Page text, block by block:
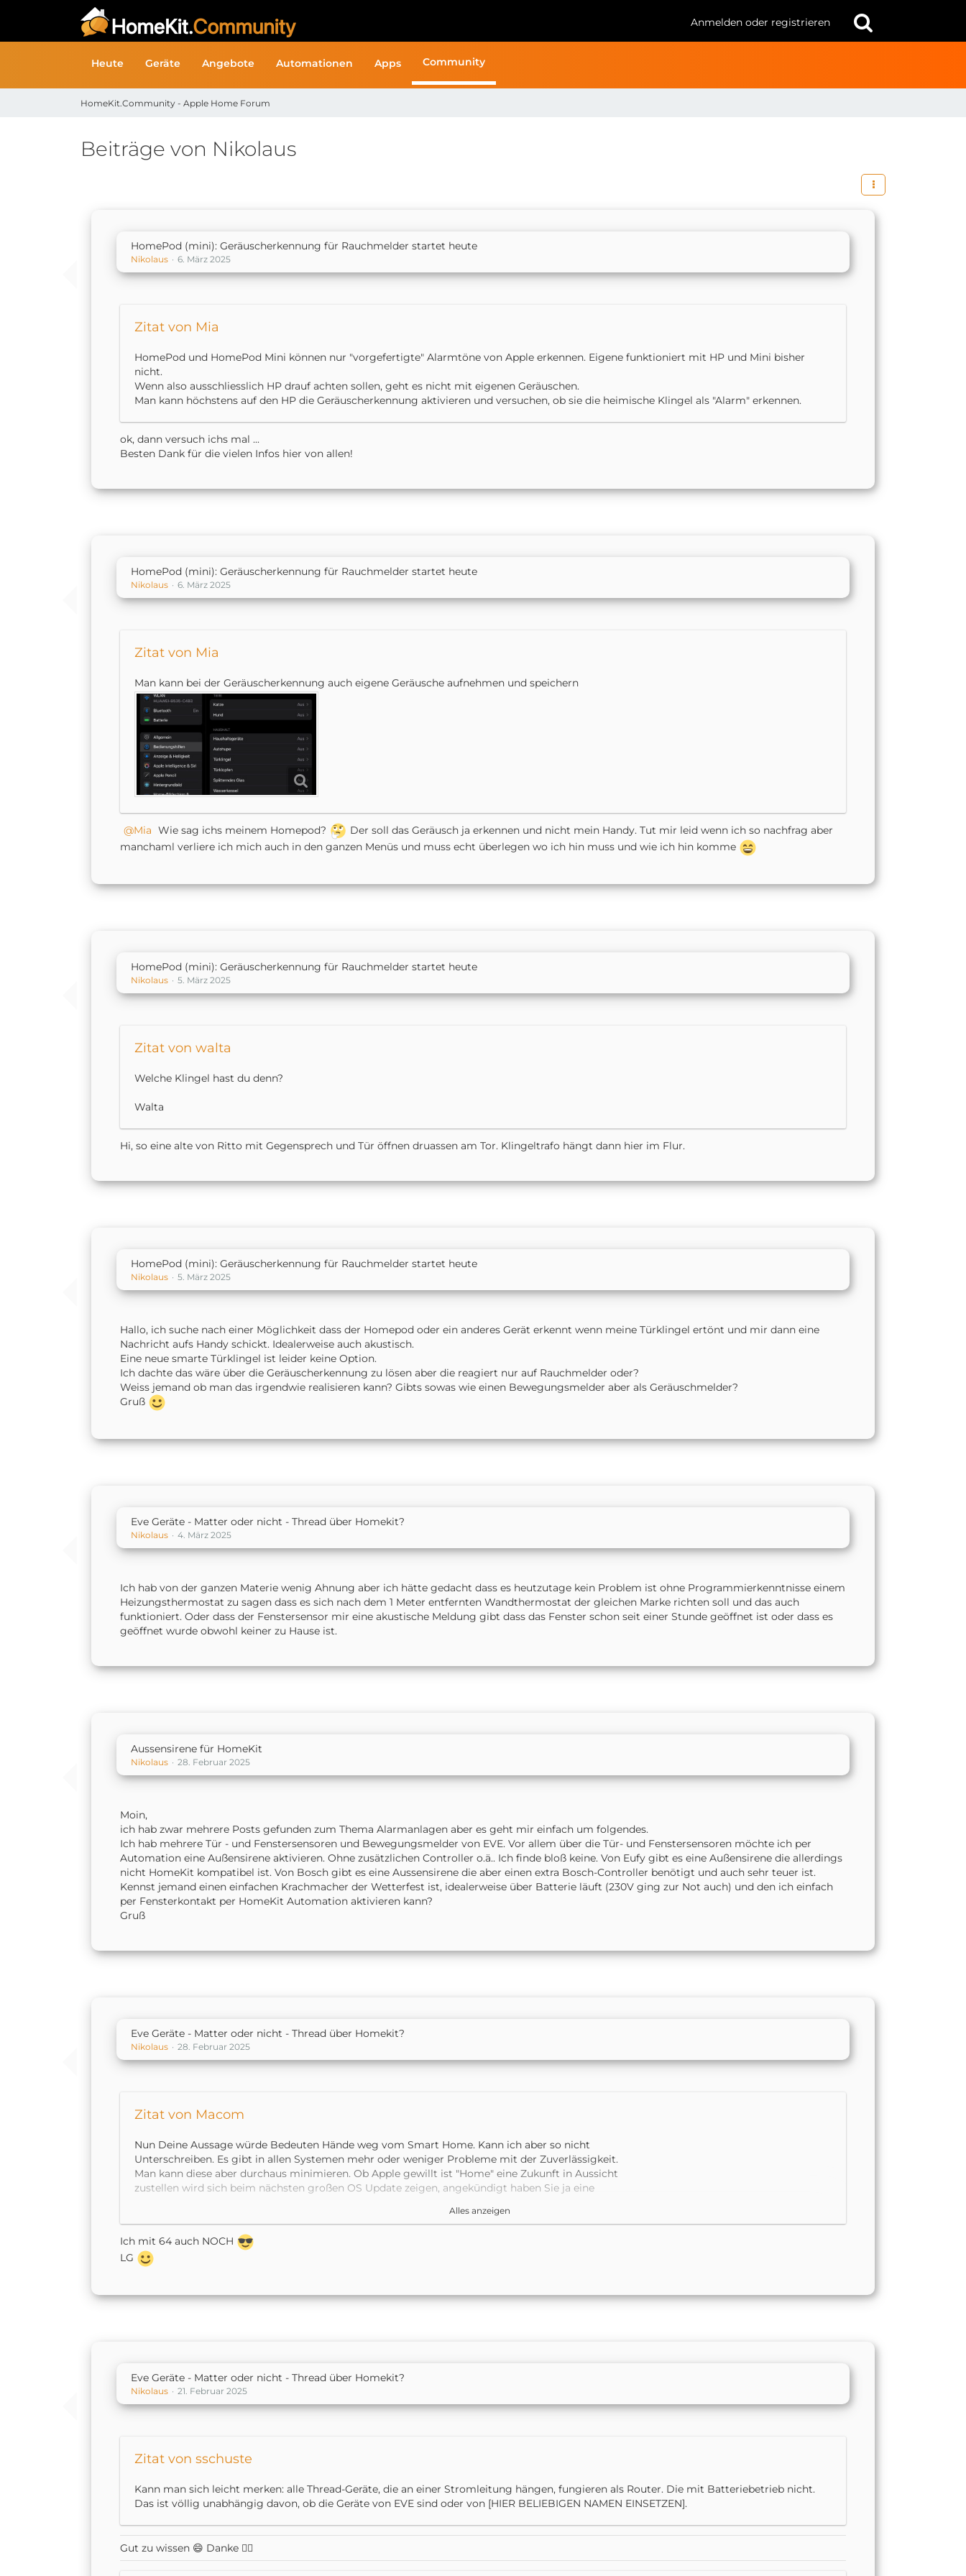
Anmelden oder registrieren
Heute Geräte Angebote Automationen Apps Community
HomeKit.Community - Apple Home Forum
Beiträge von Nikolaus
HomePod (mini): Geräuscherkennung für Rauchmelder startet heute
Nikolaus 6. März 2025
Zitat von Mia
HomePod und HomePod Mini können nur "vorgefertigte" Alarmtöne von Apple erkennen. Eigene funktioniert mit HP und Mini bisher
nicht.
Wenn also ausschliesslich HP drauf achten sollen, geht es nicht mit eigenen Geräuschen.
Man kann höchstens auf den HP die Geräuscherkennung aktivieren und versuchen, ob sie die heimische Klingel als "Alarm" erkennen.
ok, dann versuch ichs mal ...
Besten Dank für die vielen Infos hier von allen!
HomePod (mini): Geräuscherkennung für Rauchmelder startet heute
Nikolaus 6. März 2025
Zitat von Mia
Man kann bei der Geräuscherkennung auch eigene Geräusche aufnehmen und speichern
Mia Wie sag ichs meinem Homepod?
Der soll das Geräusch ja erkennen und nicht mein Handy. Tut mir leid wenn ich so nachfrag aber
manchaml verliere ich mich auch in den ganzen Menüs und muss echt überlegen wo ich hin muss und wie ich hin komme
HomePod (mini): Geräuscherkennung für Rauchmelder startet heute
Nikolaus 5. März 2025
Zitat von walta
Welche Klingel hast du denn?
Walta
Hi, so eine alte von Ritto mit Gegensprech und Tür öffnen druassen am Tor. Klingeltrafo hängt dann hier im Flur.
HomePod (mini): Geräuscherkennung für Rauchmelder startet heute
Nikolaus 5. März 2025
Hallo, ich suche nach einer Möglichkeit dass der Homepod oder ein anderes Gerät erkennt wenn meine Türklingel ertönt und mir dann eine
Nachricht aufs Handy schickt. Idealerweise auch akustisch.
Eine neue smarte Türklingel ist leider keine Option.
Ich dachte das wäre über die Geräuscherkennung zu lösen aber die reagiert nur auf Rauchmelder oder?
Weiss jemand ob man das irgendwie realisieren kann? Gibts sowas wie einen Bewegungsmelder aber als Geräuschmelder?
Gruß
Eve Geräte - Matter oder nicht - Thread über Homekit?
Nikolaus 4. März 2025
Ich hab von der ganzen Materie wenig Ahnung aber ich hätte gedacht dass es heutzutage kein Problem ist ohne Programmierkenntnisse einem
Heizungsthermostat zu sagen dass es sich nach dem 1 Meter entfernten Wandthermostat der gleichen Marke richten soll und das auch
funktioniert. Oder dass der Fenstersensor mir eine akustische Meldung gibt dass das Fenster schon seit einer Stunde geöffnet ist oder dass es
geöffnet wurde obwohl keiner zu Hause ist.
Aussensirene für HomeKit
Nikolaus 28. Februar 2025
Moin,
ich hab zwar mehrere Posts gefunden zum Thema Alarmanlagen aber es geht mir einfach um folgendes.
Ich hab mehrere Tür - und Fenstersensoren und Bewegungsmelder von EVE. Vor allem über die Tür- und Fenstersensoren möchte ich per
Automation eine Außensirene aktivieren. Ohne zusätzlichen Controller o.ä.. Ich finde bloß keine. Von Eufy gibt es eine Außensirene die allerdings
nicht HomeKit kompatibel ist. Von Bosch gibt es eine Aussensirene die aber einen extra Bosch-Controller benötigt und auch sehr teuer ist.
Kennst jemand einen einfachen Krachmacher der Wetterfest ist, idealerweise über Batterie läuft (230V ging zur Not auch) und den ich einfach
per Fensterkontakt per HomeKit Automation aktivieren kann?
Gruß
Eve Geräte - Matter oder nicht - Thread über Homekit?
Nikolaus 28. Februar 2025
Zitat von Macom
Nun Deine Aussage würde Bedeuten Hände weg vom Smart Home. Kann ich aber so nicht
Unterschreiben. Es gibt in allen Systemen mehr oder weniger Probleme mit der Zuverlässigkeit.
Man kann diese aber durchaus minimieren. Ob Apple gewillt ist "Home" eine Zukunft in Aussicht
zustellen wird sich beim nächsten großen OS Update zeigen, angekündigt haben Sie ja eine
Ich für meinen Teil komme mit mit den z.Z. gegebenen Stand der Entwicklung mit gelegentlichen
Hängern klar und mein "Smart Home" ist schon sehr Umfangreich, meist sind die Probleme im
jeweiligen Zuhause begründet. Mein Fazit, es ist schon Toll was alles Technisch möglich ist.
Mit 70 bin ich noch hoch Motiviert diese aktuelle "Smart Home" Zeit mit allen seinen Problemen
Alles anzeigen
Ich mit 64 auch NOCH
LG
Eve Geräte - Matter oder nicht - Thread über Homekit?
Nikolaus 21. Februar 2025
Zitat von sschuste
Kann man sich leicht merken: alle Thread-Geräte, die an einer Stromleitung hängen, fungieren als Router. Die mit Batteriebetrieb nicht.
Das ist völlig unabhängig davon, ob die Geräte von EVE sind oder von [HIER BELIEBIGEN NAMEN EINSETZEN].
Gut zu wissen 😄 Danke 👍🏻